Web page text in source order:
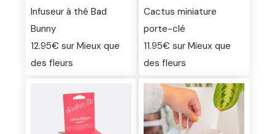
Infuseur à thé Bad
Bunny
12.95€ sur Mieux que
des fleurs
Cactus miniature
porte-clé
11.95€ sur Mieux que
des fleurs